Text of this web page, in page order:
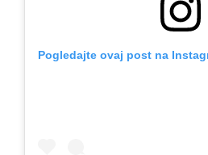
Pogledajte ovaj post na